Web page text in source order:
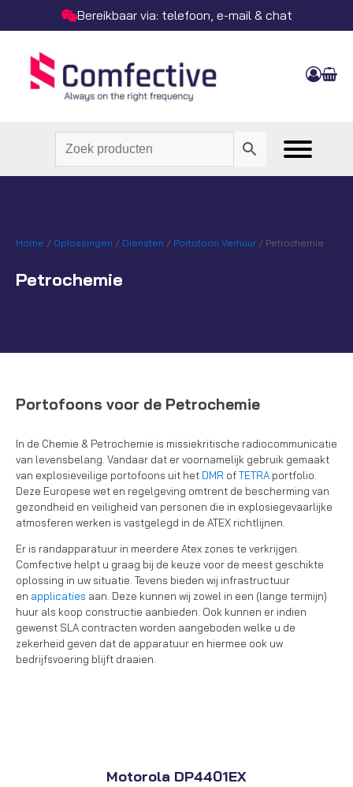
Bereikbaar via: telefoon, e-mail & chat
Home / Oplossingen / Diensten / Portofoon Verhuur / Petrochemie
Petrochemie
Portofoons voor de Petrochemie
In de Chemie & Petrochemie is missiekritische radiocommunicatie
van levensbelang. Vandaar dat er voornamelijk gebruik gemaakt
van explosieveilige portofoons uit het DMR ofTETRA portfolio.
Deze Europese wet en regelgeving omtrent de bescherming van
gezondheid en veiligheid van personen die in explosiegevaarlijke
atmosferen werken is vastgelegd in de ATEX richtlijnen.
Er is randapparatuur in meerdere Atex zones te verkrijgen.
Comfective helpt u graag bij de keuze voor de meest geschikte
oplossing in uw situatie. Tevens bieden wij infrastructuur
en applicaties aan. Deze kunnen wij zowel in een (lange termijn)
huur als koop constructie aanbieden. Ook kunnen er indien
gewenst SLA contracten worden aangeboden welke u de
zekerheid geven dat de apparatuur en hiermee ook uw
bedrijfsvoering blijft draaien.
Motorola DP4401EX